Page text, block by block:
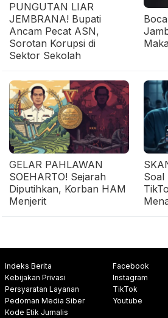
PUNGUTAN LIAR
JEMBRANA! Bupati
Ancam Pecat ASN,
Sorotan Korupsi di
Sektor Sekolah
GELAR PAHLAWAN
SOEHARTO! Sejarah
Diputihkan, Korban HAM
Menjerit
Soal
Indeks Berita
Kebijakan Privasi
Persyaratan Layanan
Pedoman Media Siber
Kode Etik Jurnalis
Facebook
Instagram
TikTok
Youtube